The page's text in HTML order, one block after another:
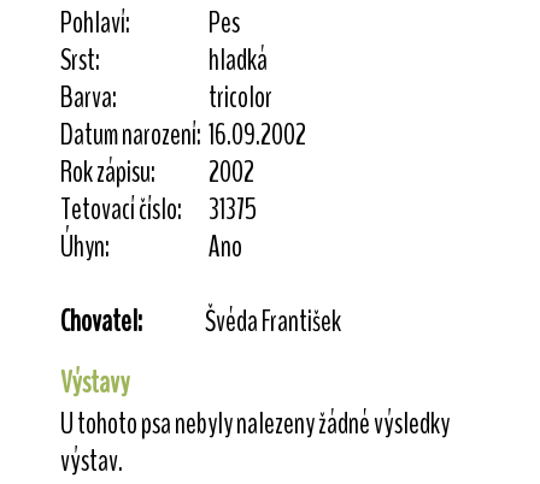
Pohlaví:
Pes
Srst:
hladká
Barva:
tricolor
Datum narození: 16.09.2002
Rok zápisu:
2002
Tetovací číslo:
31375
Úhyn:
Ano
Chovatel:
Švéda František
Výstavy
U tohoto psa nebyly nalezeny žádné výsledky
výstav.